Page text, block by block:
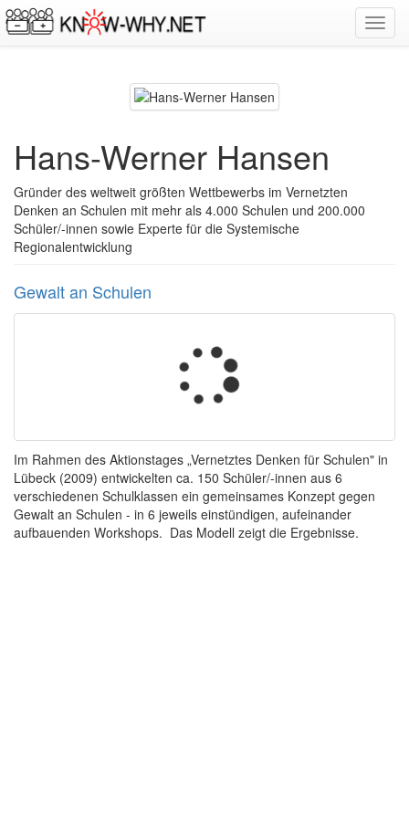
Hans-Werner Hansen
Gründer des weltweit größten Wettbewerbs im Vernetzten
Denken an Schulen mit mehr als 4.000 Schulen und 200.000
Schüler/-innen sowie Experte für die Systemische
Regionalentwicklung
Gewalt an Schulen
Im Rahmen des Aktionstages „Vernetztes Denken für Schulen" in
Lübeck (2009) entwickelten ca. 150 Schüler/-innen aus 6
verschiedenen Schulklassen ein gemeinsames Konzept gegen
Gewalt an Schulen - in 6 jeweils einstündigen, aufeinander
aufbauenden Workshops. Das Modell zeigt die Ergebnisse.